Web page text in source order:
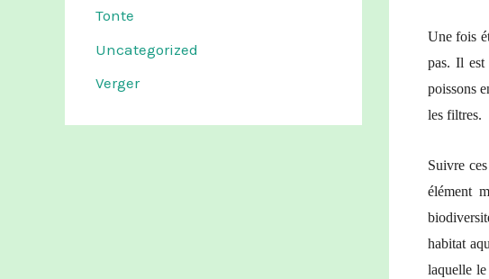
Tonte
Uncategorized
Verger
Une fois
pas. Il est
poissons
les filtres.
Suivre
élément
habitat
laquelle